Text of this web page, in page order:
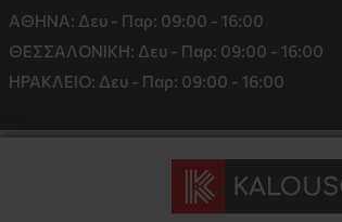
ΑΘΗΝΑ: Δευ - Παρ: 09:00 - 16:00
ΘΕΣΣΑΛΟΝΙΚΗ: Δευ - Παρ: 09:00 - 16:00
ΗΡΑΚΛΕΙΟ: Δευ - Παρ: 09:00 - 16:00